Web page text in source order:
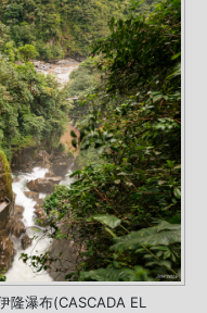
隆瀑布(CASCADA EL